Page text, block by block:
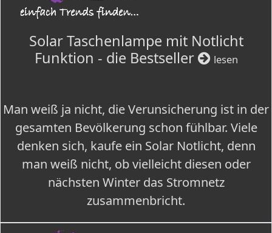
Solar Taschenlampe mit Notlicht
Funktion - die Bestseller
lesen
Man weiß ja nicht, die Verunsicherung ist in der
gesamten Bevölkerung schon fühlbar. Viele
denken sich, kaufe ein Solar Notlicht, denn
man weiß nicht, ob vielleicht diesen oder
nächsten Winter das Stromnetz
zusammenbricht.